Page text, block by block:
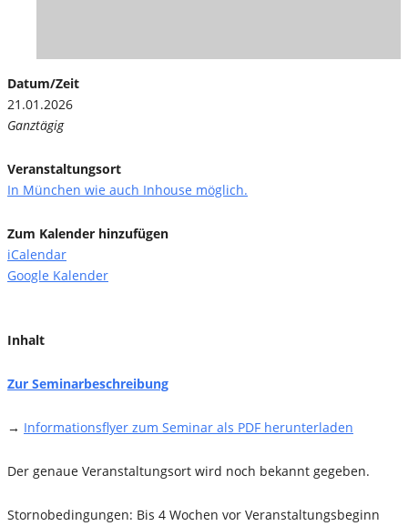
Datum/Zeit
21.01.2026
Ganztägig
Veranstaltungsort
In München wie auch Inhouse möglich.
Zum Kalender hinzufügen
iCalendar
Google Kalender
Inhalt
Zur Seminarbeschreibung
→ Informationsflyer zum Seminar als PDF herunterladen
Der genaue Veranstaltungsort wird noch bekannt gegeben.
Stornobedingungen: Bis 4 Wochen vor Veranstaltungsbeginn